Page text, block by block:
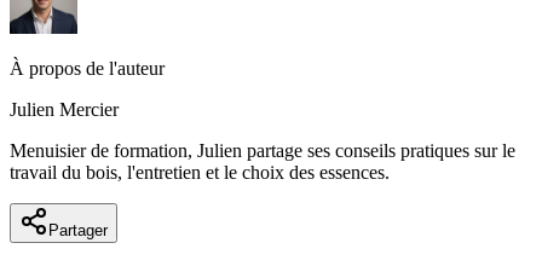
À propos de l'auteur
Julien Mercier
Menuisier de formation, Julien partage ses conseils pratiques sur le
travail du bois, l'entretien et le choix des essences.
Partager